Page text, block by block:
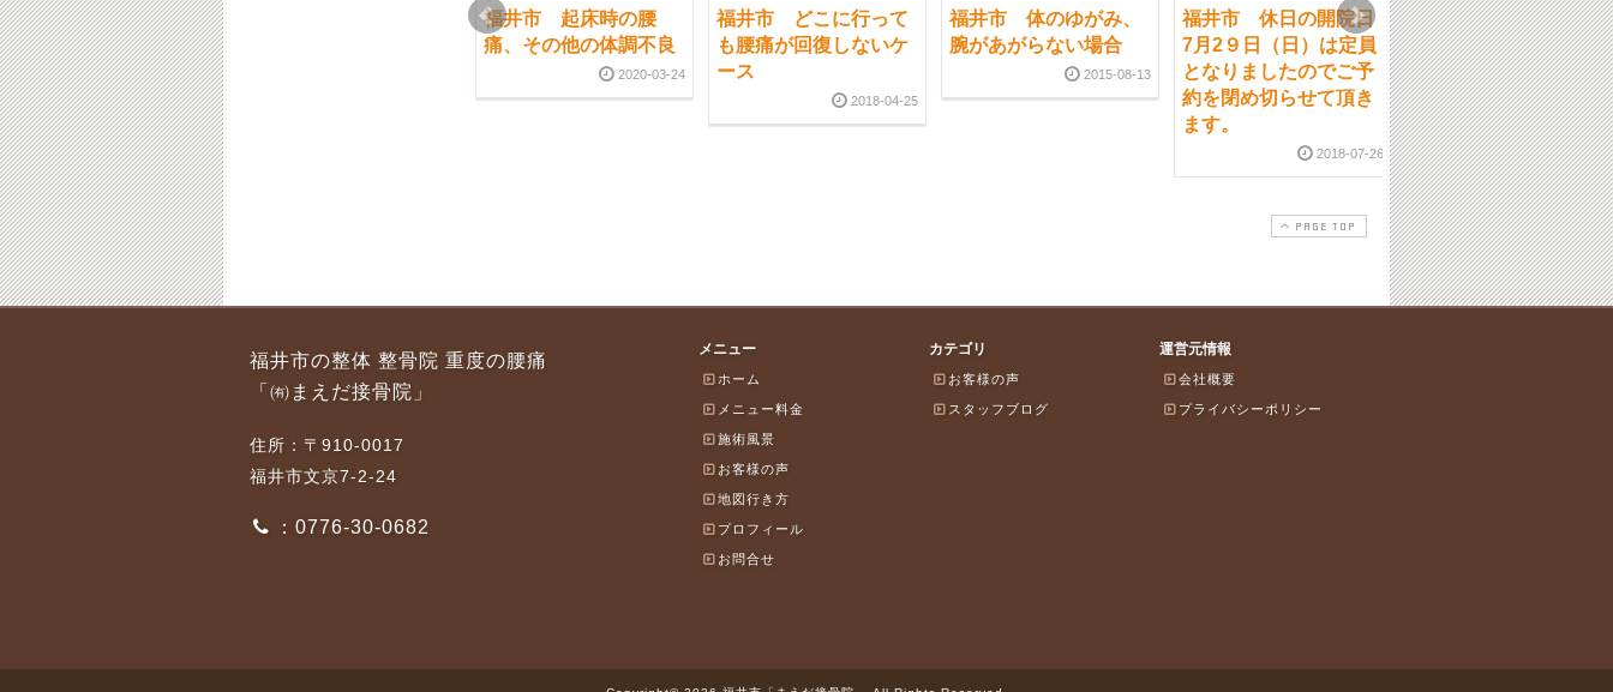
福井市 鼻、のどにお
気を付けを 体質改善
による抑制について
2016-01-09
福井市 起床時の腰
痛、その他の体調不良
2020-03-24
福井市 どこに行って
も腰痛が回復しないケ
ース
2018-04-25
福井市 体のゆがみ、
腕があがらない場合
2015-08-13
福井市 休日の開院日
7月2９日（日）は定員
となりましたのでご予
約を閉め切らせて頂き
ます。
2018-07-26
福井市 当院の腰痛、
仙腸関節、体のゆがみ
の施術法
2017-03-
仙腸関節、体のゆがみ
の施術法
PAGE TOP
福井市の整体 整骨院 重度の腰痛
「㈲まえだ接骨院」
住所：〒910-0017
福井市文京7-2-24
：0776-30-0682
メニュー
ホーム
メニュー料金
施術風景
お客様の声
地図行き方
プロフィール
お問合せ
カテゴリ
お客様の声
スタッフブログ
運営元情報
会社概要
プライバシーポリシー